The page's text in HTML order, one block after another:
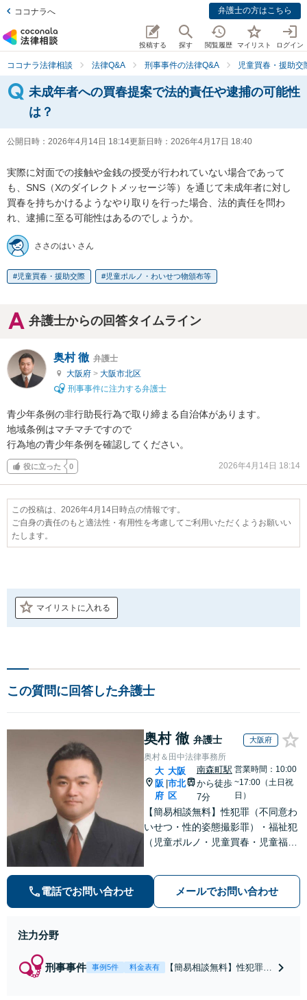
ココナラへ 弁護士の方はこちら
投稿する 探す 閲覧履歴 マイリスト ログイン
ココナラ法律相談 法律Q&A 刑事事件の法律Q&A 児童買春・援助交
未成年者への買春提案で法的責任や逮捕の可能性
は？
公開日時： 2026年4月14日 18:14更新日時： 2026年4月17日 18:40
実際に対面での接触や金銭の授受が行われていない場合であって
も、SNS（Xのダイレクトメッセージ等）を通じて未成年者に対し
買春を持ちかけるようなやり取りを行った場合、法的責任を問わ
れ、逮捕に至る可能性はあるのでしょうか。
ささのはい さん
児童買春・援助交際 児童ポルノ・わいせつ物頒布等
弁護士からの回答タイムライン
奥村 徹 弁護士
大阪府 > 大阪市北区
刑事事件に注力する弁護士
青少年条例の非行助長行為で取り締まる自治体があります。
地域条例はマチマチですので
行為地の青少年条例を確認してください。
役に立った 0 2026年4月14日 18:14
この投稿は、2026年4月14日時点の情報です。
ご自身の責任のもと適法性・有用性を考慮してご利用いただくようお願いい
たします。
マイリストに入れる
この質問に回答した弁護士
奥村 徹 弁護士 大阪府
奥村＆田中法律事務所
大
阪
府
大阪
市北
区
南森町駅
から徒歩
7分
営業時間：10:00
~17:00（土日祝
日）
【簡易相談無料】性犯罪（不同意わ
いせつ・性的姿態撮影罪）・福祉犯
（児童ポルノ・児童買春・児童福祉
等）に非常に詳しい弁護士です
電話でお問い合わせ メールでお問い合わせ
注力分野
刑事事件 事例5件 料金表有
【簡易相談無料】性犯罪